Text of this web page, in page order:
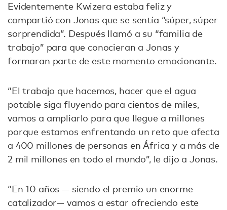
Evidentemente Kwizera estaba feliz y
compartió con Jonas que se sentía “súper, súper
sorprendida”. Después llamó a su “familia de
trabajo” para que conocieran a Jonas y
formaran parte de este momento emocionante.
“El trabajo que hacemos, hacer que el agua
potable siga fluyendo para cientos de miles,
vamos a ampliarlo para que llegue a millones
porque estamos enfrentando un reto que afecta
a 400 millones de personas en África y a más de
2 mil millones en todo el mundo”, le dijo a Jonas.
“En 10 años — siendo el premio un enorme
catalizador— vamos a estar ofreciendo este